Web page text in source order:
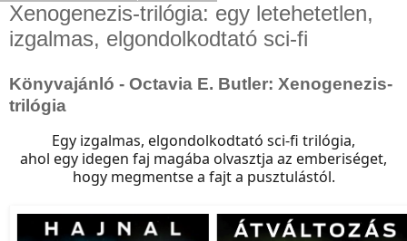
Xenogenezis-trilógia: egy letehetetlen,
izgalmas, elgondolkodtató sci-fi
Könyvajánló - Octavia E. Butler: Xenogenezis-
trilógia
Egy izgalmas, elgondolkodtató sci-fi trilógia,
ahol egy idegen faj magába olvasztja az emberiséget,
hogy megmentse a fajt a pusztulástól.